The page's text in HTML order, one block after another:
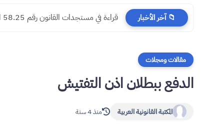
📁 آخر الأخبار ​قراءة في مستجدات القانون رقم 58.25 المتعلق بالمسطرة المدنية
مقالات ومجلات
الدفع ببطلان اذن التفتيش
المكتبة القانونية العربية منذ 4 سنة